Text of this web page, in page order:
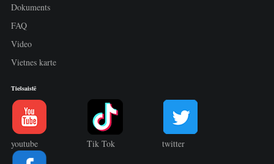
Dokuments
FAQ
Video
Vietnes karte
Tiešsaistē
youtube Tik Tok twitter